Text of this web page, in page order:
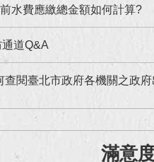
水費應繳總金額如何計算?
道Q&A
查閱臺北市政府各機關之政
滿意